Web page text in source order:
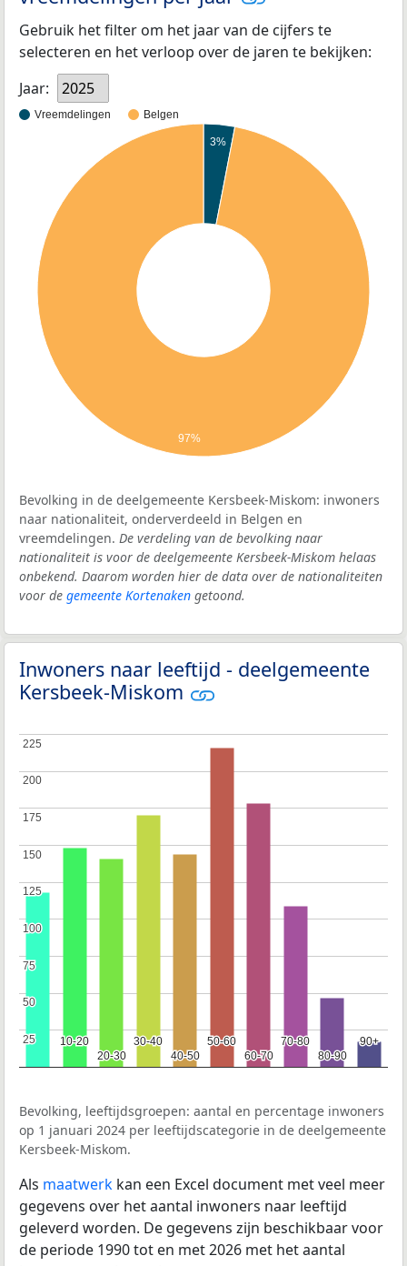
Gebruik het filter om het jaar van de cijfers te
selecteren en het verloop over de jaren te bekijken:
Jaar:
2025
Vreemdelingen Belgen
3%
97%
Bevolking in de deelgemeente Kersbeek-Miskom: inwoners
naar nationaliteit, onderverdeeld in Belgen en
vreemdelingen. De verdeling van de bevolking naar
nationaliteit is voor de deelgemeente Kersbeek-Miskom helaas
onbekend. Daarom worden hier de data over de nationaliteiten
voor de gemeente Kortenaken getoond.
Inwoners naar leeftijd - deelgemeente
Kersbeek-Miskom
10-20
10-20
20-30
20-30
30-40
30-40
40-50
40-50
50-60
50-60
60-70
60-70
70-80
70-80
80-90
80-90
90+
90+
25
25
50
50
75
75
100
100
125
125
150
150
175
175
200
200
225
225
Bevolking, leeftijdsgroepen: aantal en percentage inwoners
op 1 januari 2024 per leeftijdscategorie in de deelgemeente
Kersbeek-Miskom.
Als maatwerk kan een Excel document met veel meer
gegevens over het aantal inwoners naar leeftijd
geleverd worden. De gegevens zijn beschikbaar voor
de periode 1990 tot en met 2026 met het aantal